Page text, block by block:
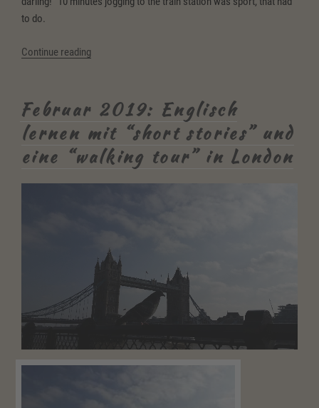
to do.
Continue reading“Winter
time
relax
&
short
story”
Februar 2019: Englisch
lernen mit “short stories” und
eine “walking tour” in London